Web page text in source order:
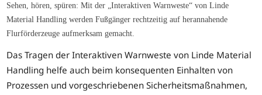
Sehen, hören, spüren: Mit der „Interaktiven Warnweste“ von Linde
Material Handling werden Fußgänger rechtzeitig auf herannahende
Flurförderzeuge aufmerksam gemacht.
Das Tragen der Interaktiven Warnweste von Linde Material
Handling helfe auch beim konsequenten Einhalten von
Prozessen und vorgeschriebenen Sicherheitsmaßnahmen,